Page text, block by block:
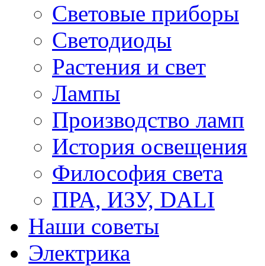
Световые приборы
Светодиоды
Растения и свет
Лампы
Производство ламп
История освещения
Философия света
ПРА, ИЗУ, DALI
Наши советы
Электрика